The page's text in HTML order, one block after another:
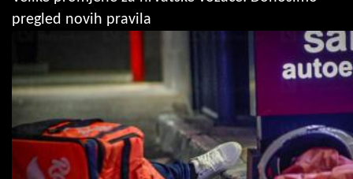
pregled novih pravila